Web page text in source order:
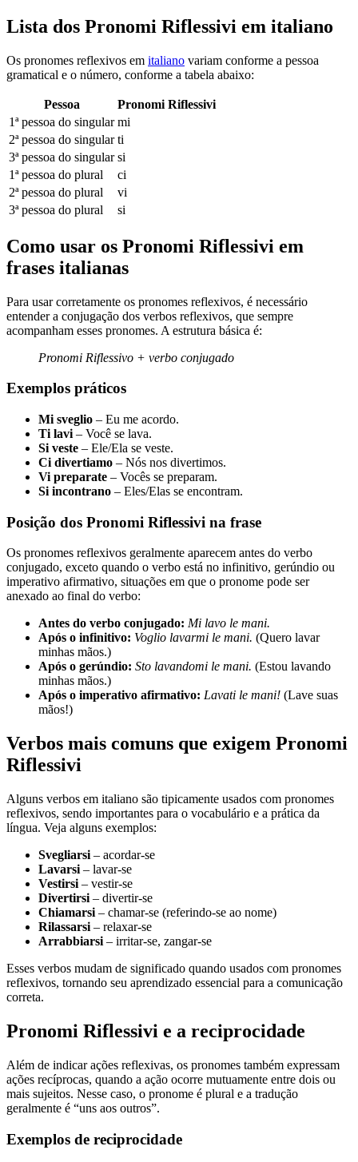
Lista dos Pronomi Riflessivi em italiano
Os pronomes reflexivos em italiano variam conforme a pessoa
gramatical e o número, conforme a tabela abaixo:
Pessoa
Pronomi Riflessivi
1ª pessoa do singular mi
2ª pessoa do singular ti
3ª pessoa do singular si
1ª pessoa do plural
ci
2ª pessoa do plural
vi
3ª pessoa do plural
si
Como usar os Pronomi Riflessivi em
frases italianas
Para usar corretamente os pronomes reflexivos, é necessário
entender a conjugação dos verbos reflexivos, que sempre
acompanham esses pronomes. A estrutura básica é:
Pronomi Riflessivo + verbo conjugado
Exemplos práticos
Mi sveglio – Eu me acordo.
Ti lavi – Você se lava.
Si veste – Ele/Ela se veste.
Ci divertiamo – Nós nos divertimos.
Vi preparate – Vocês se preparam.
Si incontrano – Eles/Elas se encontram.
Posição dos Pronomi Riflessivi na frase
Os pronomes reflexivos geralmente aparecem antes do verbo
conjugado, exceto quando o verbo está no infinitivo, gerúndio ou
imperativo afirmativo, situações em que o pronome pode ser
anexado ao final do verbo:
Antes do verbo conjugado: Mi lavo le mani.
Após o infinitivo: Voglio lavarmi le mani. (Quero lavar
minhas mãos.)
Após o gerúndio: Sto lavandomi le mani. (Estou lavando
minhas mãos.)
Após o imperativo afirmativo: Lavati le mani! (Lave suas
mãos!)
Verbos mais comuns que exigem Pronomi
Riflessivi
Alguns verbos em italiano são tipicamente usados com pronomes
reflexivos, sendo importantes para o vocabulário e a prática da
língua. Veja alguns exemplos:
Svegliarsi – acordar-se
Lavarsi – lavar-se
Vestirsi – vestir-se
Divertirsi – divertir-se
Chiamarsi – chamar-se (referindo-se ao nome)
Rilassarsi – relaxar-se
Arrabbiarsi – irritar-se, zangar-se
Esses verbos mudam de significado quando usados com pronomes
reflexivos, tornando seu aprendizado essencial para a comunicação
correta.
Pronomi Riflessivi e a reciprocidade
Além de indicar ações reflexivas, os pronomes também expressam
ações recíprocas, quando a ação ocorre mutuamente entre dois ou
mais sujeitos. Nesse caso, o pronome é plural e a tradução
geralmente é “uns aos outros”.
Exemplos de reciprocidade